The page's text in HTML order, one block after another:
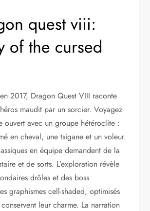
quest viii:
of the cursed
2017, Dragon Quest VIII raconte
héros maudit par un sorcier. Voyagez
ouvert avec un groupe hétéroclite :
en cheval, une tsigane et un voleur.
en équipe demandent de la
et de sorts. L’exploration révèle
drôles et des boss
graphismes cell-shaded, optimisés
leur charme. La narration